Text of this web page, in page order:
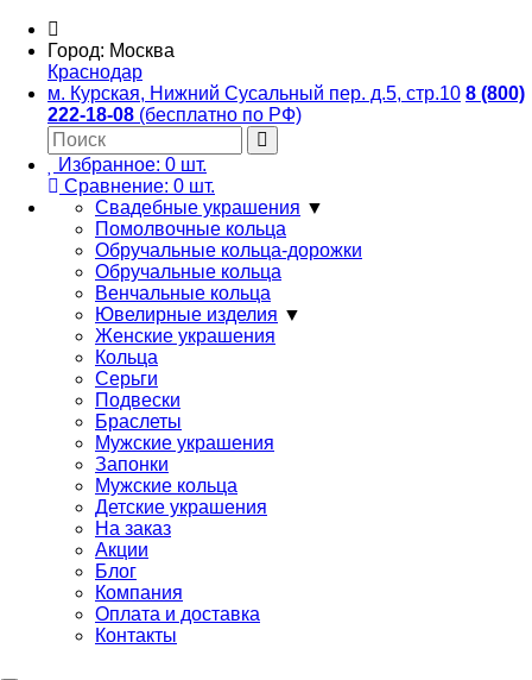
Город: Москва
Краснодар
м. Курская, Нижний Сусальный пер. д.5, стр.10 8 (800)
222-18-08 (бесплатно по РФ)
Избранное: 0 шт.
Сравнение: 0 шт.
Свадебные украшения ▼
Помолвочные кольца
Обручальные кольца-дорожки
Обручальные кольца
Венчальные кольца
Ювелирные изделия ▼
Женские украшения
Кольца
Серьги
Подвески
Браслеты
Мужские украшения
Запонки
Мужские кольца
Детские украшения
На заказ
Акции
Блог
Компания
Оплата и доставка
Контакты